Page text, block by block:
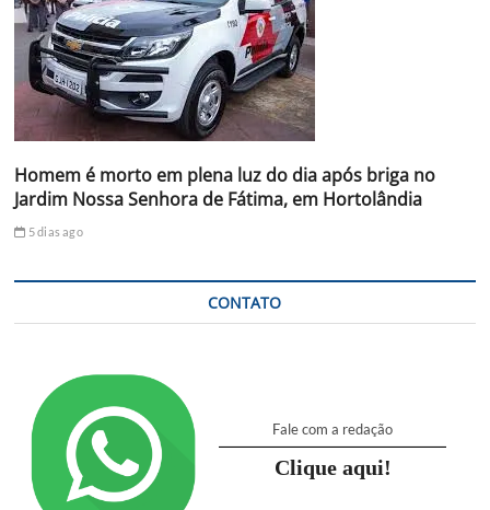
Homem é morto em plena luz do dia após briga no
Jardim Nossa Senhora de Fátima, em Hortolândia
5 dias ago
CONTATO
Fale com a redação
Clique aqui!